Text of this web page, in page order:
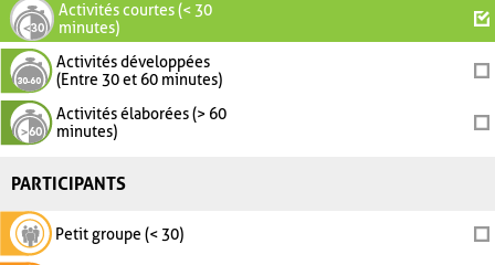
Activités courtes (< 30
minutes)
Activités développées
(Entre 30 et 60 minutes)
Activités élaborées (> 60
minutes)
PARTICIPANTS
Petit groupe (< 30)